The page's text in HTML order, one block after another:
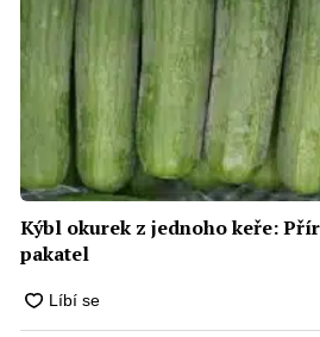
Kýbl okurek z jednoho keře:
pakatel